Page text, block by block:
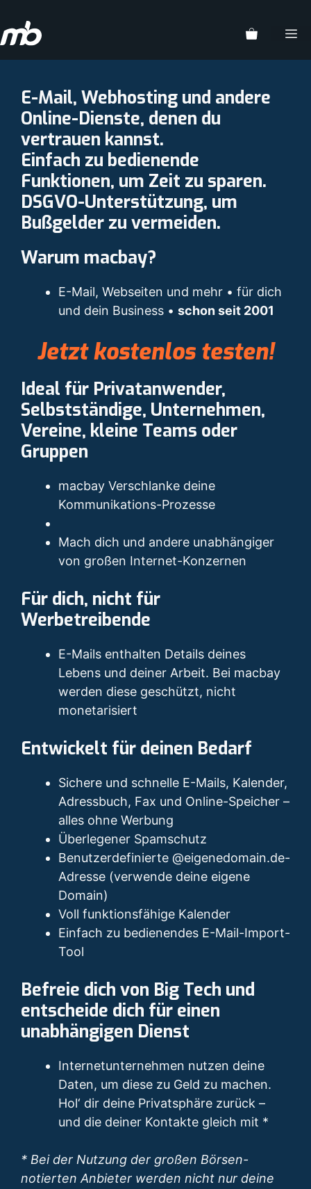
Inhalt
springen
E-Mail, Webhosting und andere
Online-Dienste, denen du
vertrauen kannst.
Einfach zu bedienende
Funktionen, um Zeit zu sparen.
DSGVO-Unterstützung, um
Bußgelder zu vermeiden.
Warum macbay?
E-Mail, Webseiten und mehr • für dich
und dein Business • schon seit 2001
Jetzt kostenlos testen!
Ideal für Privatanwender,
Selbstständige, Unternehmen,
Vereine, kleine Teams oder
Gruppen
macbay Verschlanke deine
Kommunikations-Prozesse
Mach dich und andere unabhängiger
von großen Internet-Konzernen
Für dich, nicht für
Werbetreibende
E-Mails enthalten Details deines
Lebens und deiner Arbeit. Bei macbay
werden diese geschützt, nicht
monetarisiert
Entwickelt für deinen Bedarf
Sichere und schnelle E-Mails, Kalender,
Adressbuch, Fax und Online-Speicher –
alles ohne Werbung
Überlegener Spamschutz
Benutzerdefinierte @eigenedomain.de-
Adresse (verwende deine eigene
Domain)
Voll funktionsfähige Kalender
Einfach zu bedienendes E-Mail-Import-
Tool
Befreie dich von Big Tech und
entscheide dich für einen
unabhängigen Dienst
Internetunternehmen nutzen deine
Daten, um diese zu Geld zu machen.
Hol‘ dir deine Privatsphäre zurück –
und die deiner Kontakte gleich mit *
* Bei der Nutzung der großen Börsen-
notierten Anbieter werden nicht nur deine